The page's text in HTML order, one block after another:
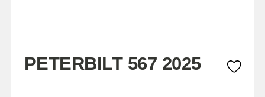
PETERBILT 567 2025